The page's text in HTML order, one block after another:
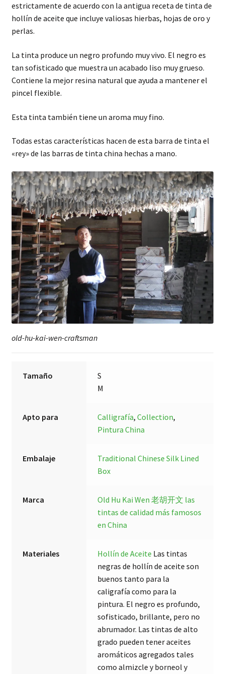
estrictamente de acuerdo con la antigua receta de tinta de
hollín de aceite que incluye valiosas hierbas, hojas de oro y
perlas.
La tinta produce un negro profundo muy vivo. El negro es
tan sofisticado que muestra un acabado liso muy grueso.
Contiene la mejor resina natural que ayuda a mantener el
pincel flexible.
Esta tinta también tiene un aroma muy fino.
Todas estas características hacen de esta barra de tinta el
«rey» de las barras de tinta china hechas a mano.
old-hu-kai-wen-craftsman
Tamaño
S
M
Apto para Calligrafía,Collection,
Pintura China
Embalaje
Traditional Chinese Silk Lined
Box
Marca Old Hu Kai Wen 老胡开文 las
tintas de calidad más famosos
en China
Materiales Hollín de Aceite Las tintas
negras de hollín de aceite son
buenos tanto para la
caligrafía como para la
pintura. El negro es profundo,
sofisticado, brillante, pero no
abrumador. Las tintas de alto
grado pueden tener aceites
aromáticos agregados tales
como almizcle y borneol y